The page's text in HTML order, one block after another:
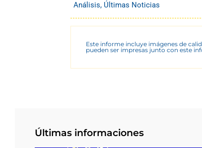
Análisis, Últimas Noticias
Este informe incluye imágenes de
pueden ser impresas junto con este
Últimas informaciones